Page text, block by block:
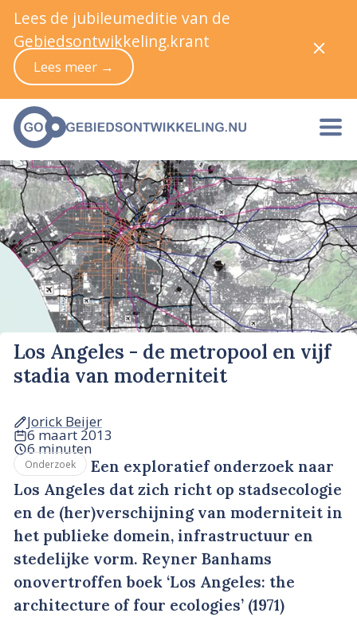
Los Angeles - de metropool en vijf
stadia van moderniteit
Jorick Beijer
6 maart 2013
6 minuten
Onderzoek
Een exploratief onderzoek naar
Los Angeles dat zich richt op stadsecologie
en de (her)verschijning van moderniteit in
het publieke domein, infrastructuur en
stedelijke vorm. Reyner Banhams
onovertroffen boek ‘Los Angeles: the
architecture of four ecologies’ (1971)
Lees de jubileumeditie van de
Gebiedsontwikkeling.krant
Lees meer →